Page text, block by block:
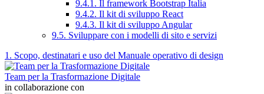
9.4.1. Il framework Bootstrap Italia
9.4.2. Il kit di sviluppo React
9.4.3. Il kit di sviluppo Angular
9.5. Sviluppare con i modelli di sito e servizi
1. Scopo, destinatari e uso del Manuale operativo di design
Team per la Trasformazione Digitale
in collaborazione con